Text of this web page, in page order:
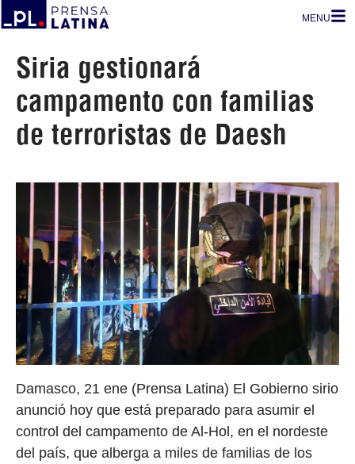
MENU
Siria gestionará
campamento con familias
de terroristas de Daesh
Damasco, 21 ene (Prensa Latina) El Gobierno sirio
anunció hoy que está preparado para asumir el
control del campamento de Al-Hol, en el nordeste
del país, que alberga a miles de familias de los